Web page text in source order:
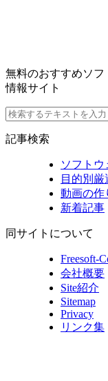
無料のおすすめソフ
情報サイト
記事検索
ソフトウ
目的別厳
動画の作
新着記事
同サイトについて
Freesoft-
会社概要
Site紹介
Sitemap
Privacy
リンク集